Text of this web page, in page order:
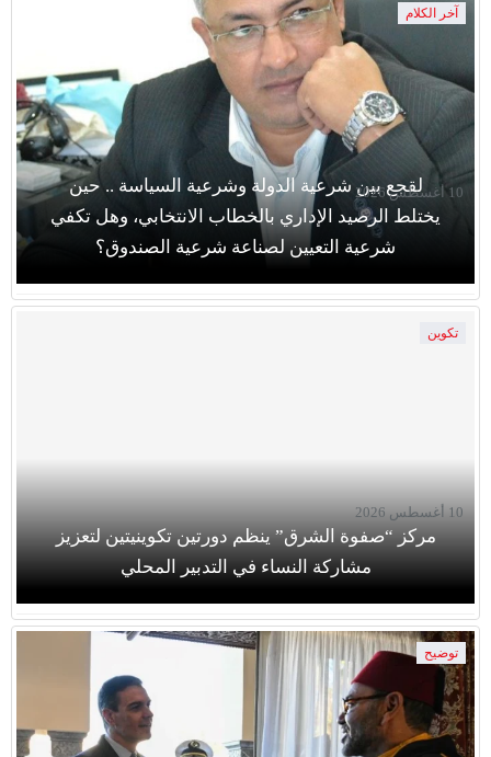
آخر الكلام
لقجع بين شرعية الدولة وشرعية السياسة .. حين
يختلط الرصيد الإداري بالخطاب الانتخابي، وهل تكفي
شرعية التعيين لصناعة شرعية الصندوق؟
10 أغسطس 2026
تكوين
مركز “صفوة الشرق” ينظم دورتين تكوينيتين لتعزيز
مشاركة النساء في التدبير المحلي
10 أغسطس 2026
توضيح